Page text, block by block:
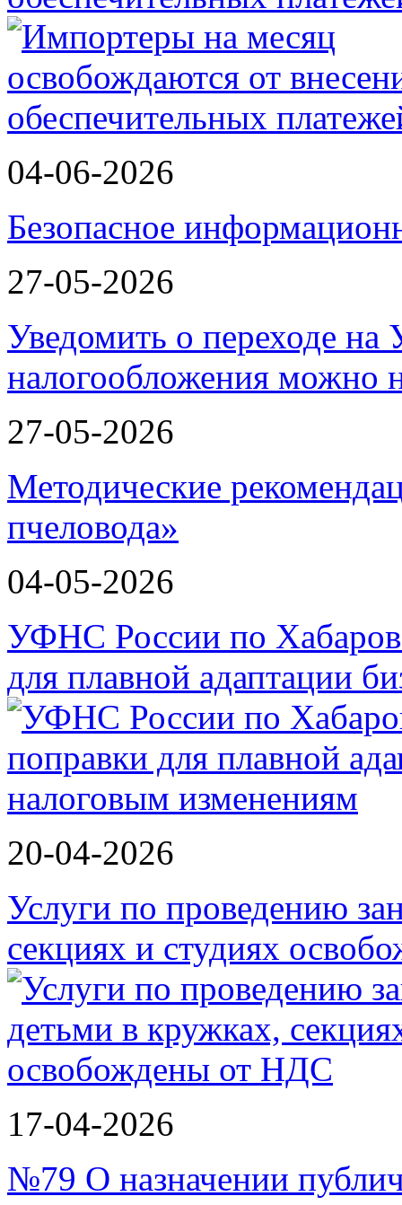
04-06-2026
Безопасное
27-05-2026
Уведомить о переходе
налогообложения можно
27-05-2026
Методические
пчеловода»
04-05-2026
УФНС России по
для плавной адаптации
20-04-2026
Услуги по проведению
секциях и студиях
17-04-2026
№79 О назначении